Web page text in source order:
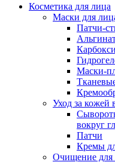
Косметика для лица
Маски для
Патчи-
Маски-
Уход за кожей
вокруг
Патчи
Кремы
Очищение для